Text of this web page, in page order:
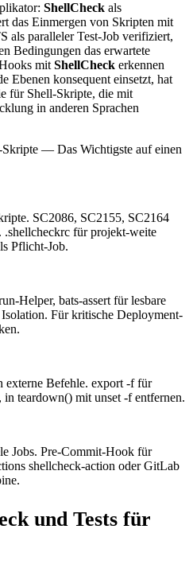
ShellCheck als
das Einmergen von Skripten mit
als paralleler Test-Job verifiziert,
Bedingungen das erwartete
mit ShellCheck erkennen
Ebenen konsequent einsetzt, hat
für Shell-Skripte, die mit
in anderen Sprachen
— Das Wichtigste auf einen
SC2086, SC2155, SC2164
.shellcheckrc für projekt-weite
Pflicht-Job.
Helper, bats-assert für lesbare
Für kritische Deployment-
externe Befehle. export -f für
teardown() mit unset -f entfernen.
Jobs. Pre-Commit-Hook für
shellcheck-action oder GitLab
und Tests für